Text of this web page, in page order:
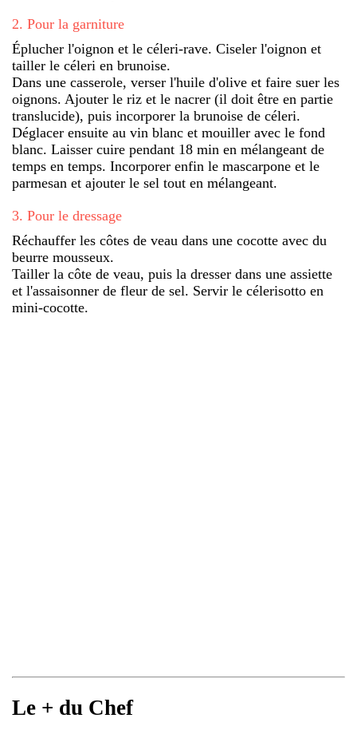
2. Pour la garniture
Éplucher l'oignon et le céleri-rave. Ciseler l'oignon et
tailler le céleri en brunoise.
Dans une casserole, verser l'huile d'olive et faire suer les
oignons. Ajouter le riz et le nacrer (il doit être en partie
translucide), puis incorporer la brunoise de céleri.
Déglacer ensuite au vin blanc et mouiller avec le fond
blanc. Laisser cuire pendant 18 min en mélangeant de
temps en temps. Incorporer enfin le mascarpone et le
parmesan et ajouter le sel tout en mélangeant.
3. Pour le dressage
Réchauffer les côtes de veau dans une cocotte avec du
beurre mousseux.
Tailler la côte de veau, puis la dresser dans une assiette
et l'assaisonner de fleur de sel. Servir le célerisotto en
mini-cocotte.
Le + du Chef